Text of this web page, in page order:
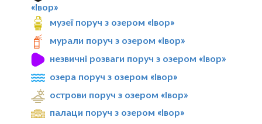
«Івор»
музеї поруч з озером «Івор»
мурали поруч з озером «Івор»
незвичні розваги поруч з озером «Івор»
озера поруч з озером «Івор»
острови поруч з озером «Івор»
палаци поруч з озером «Івор»